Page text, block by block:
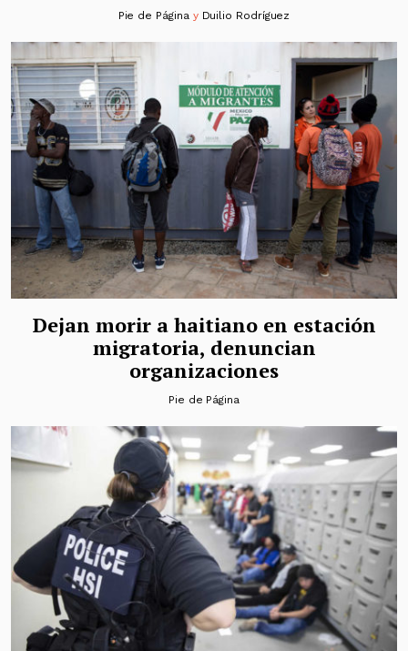
Pie de Página y Duilio Rodríguez
Dejan morir a haitiano en estación
migratoria, denuncian
organizaciones
Pie de Página